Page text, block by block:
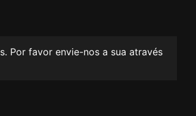
Por favor envie-nos a sua através